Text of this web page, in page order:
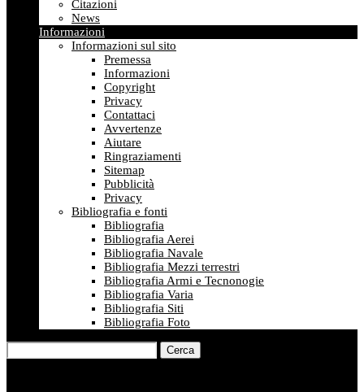
Citazioni
News
Informazioni
Informazioni sul sito
Premessa
Informazioni
Copyright
Privacy
Contattaci
Avvertenze
Aiutare
Ringraziamenti
Sitemap
Pubblicità
Privacy
Bibliografia e fonti
Bibliografia
Bibliografia Aerei
Bibliografia Navale
Bibliografia Mezzi terrestri
Bibliografia Armi e Tecnonogie
Bibliografia Varia
Bibliografia Siti
Bibliografia Foto
Cerca